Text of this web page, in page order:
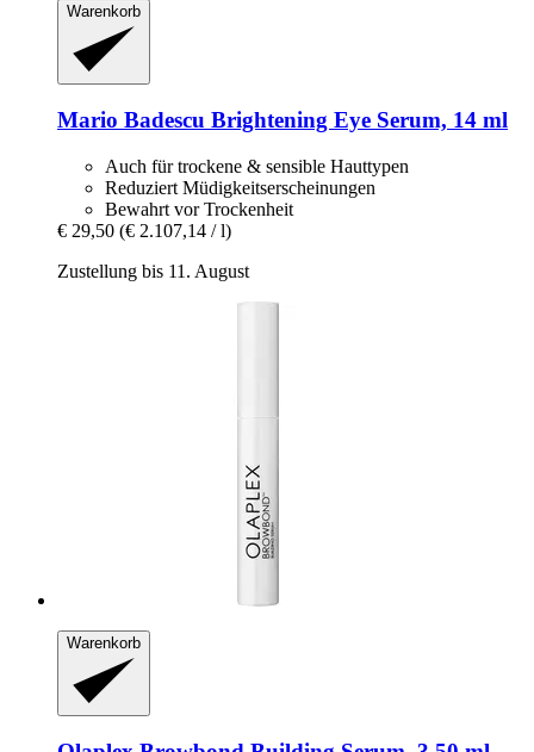
Warenkorb
Mario Badescu Brightening Eye Serum, 14 ml
Auch für trockene & sensible Hauttypen
Reduziert Müdigkeitserscheinungen
Bewahrt vor Trockenheit
€ 29,50 (€ 2.107,14 / l)
Zustellung bis 11. August
Warenkorb